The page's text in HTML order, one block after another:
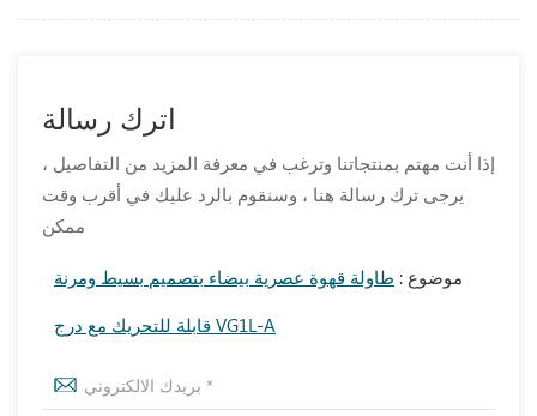
اترك رسالة
إذا أنت مهتم بمنتجاتنا وترغب في معرفة المزيد من التفاصيل ،
يرجى ترك رسالة هنا ، وسنقوم بالرد عليك في أقرب وقت
ممكن
موضوع : طاولة قهوة عصرية بيضاء بتصميم بسيط ومرنة
قابلة للتحريك مع درج VG1L-A